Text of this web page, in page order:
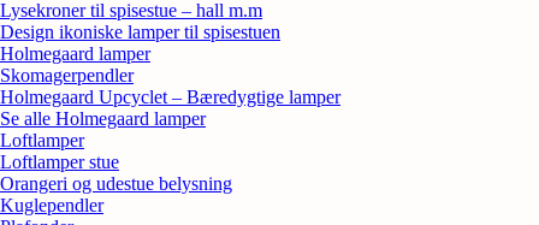
Lysekroner til spisestue – hall m.m
Design ikoniske lamper til spisestuen
Holmegaard lamper
Skomagerpendler
Holmegaard Upcyclet – Bæredygtige lamper
Se alle Holmegaard lamper
Loftlamper
Loftlamper stue
Orangeri og udestue belysning
Kuglependler